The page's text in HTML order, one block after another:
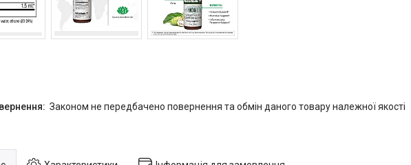
Законом не передбачено повернення та обмін даного товару належної якості